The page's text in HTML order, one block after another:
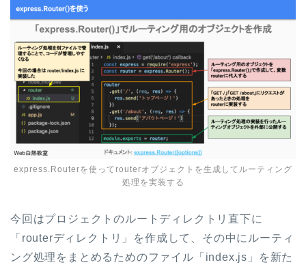
express.Routerを使ってrouterオブジェクトを生成してルーティング
処理を実装する
今回はプロジェクトのルートディレクトリ直下に
「routerディレクトリ」を作成して、その中にルーティ
ング処理をまとめるためのファイル「index.js」を新た